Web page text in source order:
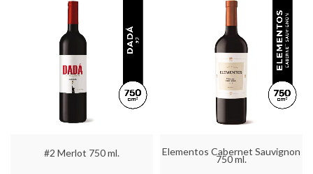
#2 Merlot 750 ml. Elementos Cabernet Sauvignon
750 ml.